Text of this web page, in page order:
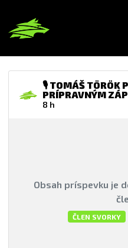
🎙️ TOMÁŠ TÖRÖK
PRÍPRAVNÝM
8 h
Obsah príspevku je
ČLEN SVORKY